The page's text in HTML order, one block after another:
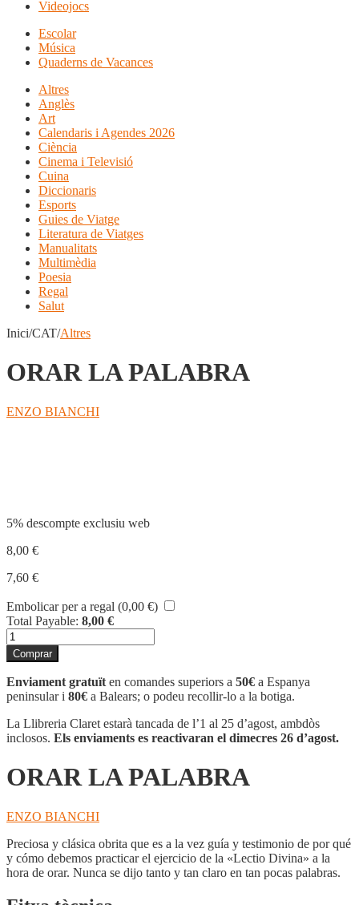
Videojocs
Escolar
Música
Quaderns de Vacances
Altres
Anglès
Art
Calendaris i Agendes 2026
Ciència
Cinema i Televisió
Cuina
Diccionaris
Esports
Guies de Viatge
Literatura de Viatges
Manualitats
Multimèdia
Poesia
Regal
Salut
Inici/CAT/Altres
ORAR LA PALABRA
ENZO BIANCHI
5% descompte exclusiu web
8,00 €
7,60 €
Embolicar per a regal (0,00 €)
Total Payable: 8,00 €
quantitat
de
ORAR
LA
PALABRA
Comprar
Enviament gratuït en comandes superiors a 50€ a Espanya
peninsular i 80€ a Balears; o podeu recollir-lo a la botiga.
La Llibreria Claret estarà tancada de l’1 al 25 d’agost, ambdòs
inclosos. Els enviaments es reactivaran el dimecres 26 d’agost.
ORAR LA PALABRA
ENZO BIANCHI
Preciosa y clásica obrita que es a la vez guía y testimonio de por qué
y cómo debemos practicar el ejercicio de la «Lectio Divina» a la
hora de orar. Nunca se dijo tanto y tan claro en tan pocas palabras.